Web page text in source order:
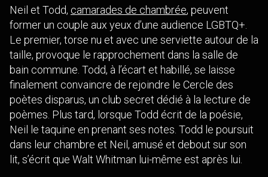
Neil et Todd, camarades de chambrée, peuvent
former un couple aux yeux d’une audience LGBTQ+.
Le premier, torse nu et avec une serviette autour de la
taille, provoque le rapprochement dans la salle de
bain commune. Todd, à l’écart et habillé, se laisse
finalement convaincre de rejoindre le Cercle des
poètes disparus, un club secret dédié à la lecture de
poèmes. Plus tard, lorsque Todd écrit de la poésie,
Neil le taquine en prenant ses notes. Todd le poursuit
dans leur chambre et Neil, amusé et debout sur son
lit, s’écrit que Walt Whitman lui-même est après lui.